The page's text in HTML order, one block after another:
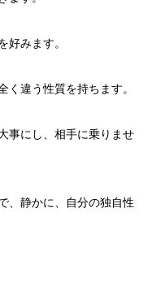
好みます。
く違う性質を持ちます。
事にし、相手に乗りませ
、静かに、自分の独自性